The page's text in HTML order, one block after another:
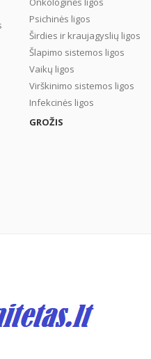
Psichinės ligos
Širdies ir kraujagyslių ligos
Šlapimo sistemos ligos
Vaikų ligos
Virškinimo sistemos ligos
Infekcinės ligos
GROŽIS